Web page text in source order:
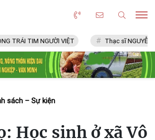
NGƯỜI VIỆT Thạc sĩ NGUYỄN VĂN CHÍ
sách – Sự kiện
Học sinh ở xã Vô